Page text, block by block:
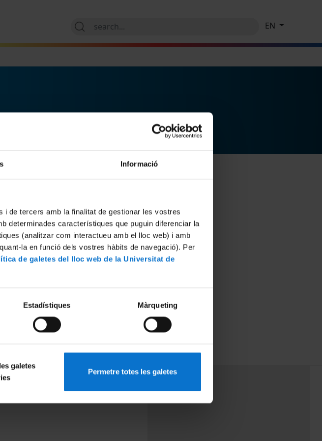
Informació
i de tercers amb la finalitat de gestionar les vostres
determinades característiques que puguin diferenciar la
(analitzar com interactueu amb el lloc web) i amb
la en funció dels vostres hàbits de navegació). Per
de galetes del lloc web de la Universitat de
Estadístiques Màrqueting
galetes
Permetre totes les galetes
EN
PEU 3